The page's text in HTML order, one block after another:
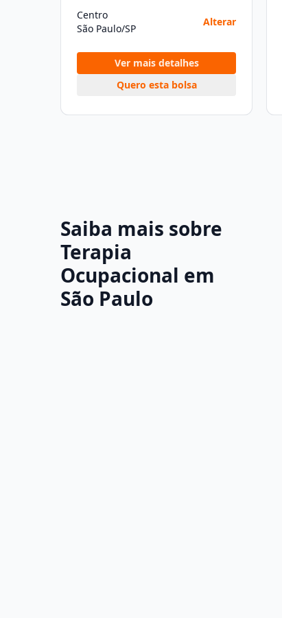
Centro
São Paulo/SP
Alterar
Ver mais detalhes
Quero esta bolsa
Saiba mais sobre
Terapia
Ocupacional em
São Paulo